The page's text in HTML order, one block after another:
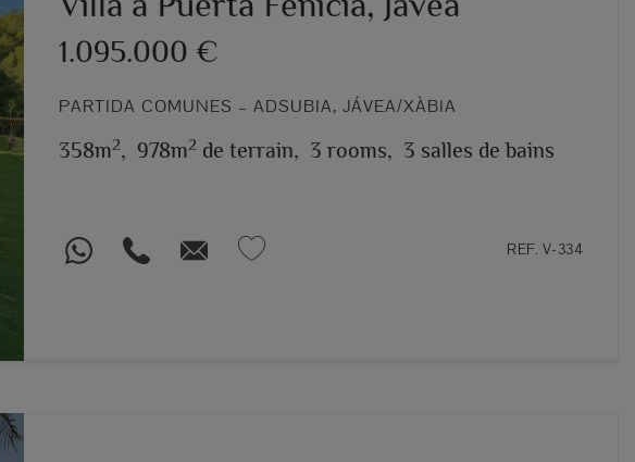
1.095.000 €
PARTIDA COMUNES – ADSUBIA, JÁVEA/XÀBIA
358m2, 978m2 de terrain, 3 rooms, 3 salles de bains
REF. V-334